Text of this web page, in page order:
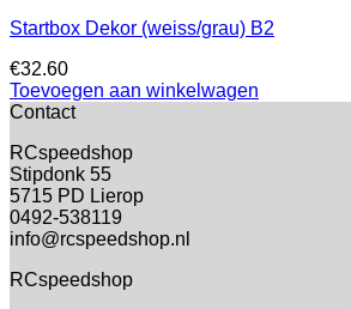
Startbox Dekor (weiss/grau) B2
€32.60
Toevoegen aan winkelwagen
Contact
RCspeedshop
Stipdonk 55
5715 PD Lierop
0492-538119
info@rcspeedshop.nl
RCspeedshop